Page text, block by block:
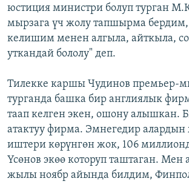
юстиция министри болуп турган
мырзага үч жолу тапшырма бердим,
келишим менен алгыла, айткыла,
уткандай бололу" деп.
Тилекке каршы Чудинов премьер-
турганда башка бир англиялык
таап келген экен, ошону алышкан.
атактуу фирма. Эмнегедир алардын
иштери көрүнгөн жок, 106
Үсөнов экөө которуп таштаган. Мен
жылы ноябр айында билдим,